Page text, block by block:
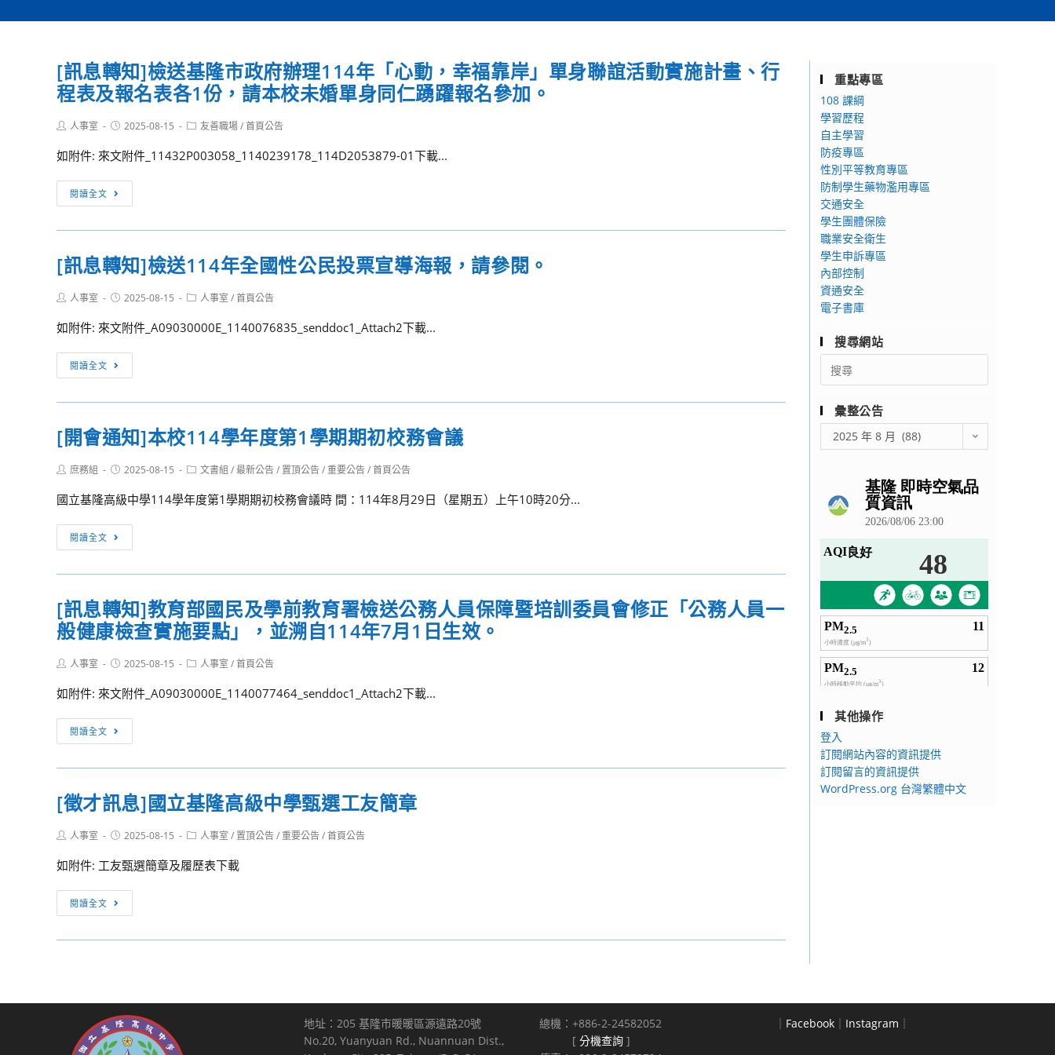
[訊息轉知]檢送基隆市政府辦理114年「心動，幸福靠岸」單身聯誼活動實施計畫、行
程表及報名表各1份，請本校未婚單身同仁踴躍報名參加。
Post人事室
Post2025-08-15
Post友善職場/首頁公告
如附件: 來文附件_11432P003058_1140239178_114D2053879-01下載...
閱讀全文
息
轉
檢
基
隆
府
114
「心
動，
幸
福
靠
身
聯
誼
活
實
施
行
程
表
及
名
份，
校
未
婚
[訊息轉知]檢送114年全國性公民投票宣導海報，請參閱。
Post人事室
Post2025-08-15
Post人事室 /首頁公告
如附件: 來文附件_A09030000E_1140076835_senddoc1_Attach2下載...
閱讀全文
息
轉
檢
114
年
性
投
票
宣
導
報，
請
[開會通知]本校114學年度第1學期期初校務會議
Post庶務組
Post2025-08-15
Post文書組 /最新公告/ 置頂公告/重要公告/首頁公告
國立基隆高級中學114學年度第1學期期初校務會議時 間：114年8月29日（星期五）上午10時20分...
閱讀全文
會
通
本
校
學
年
度
第
1
期
初
校
會
議
[訊息轉知]教育部國民及學前教育署檢送公務人員保障暨培訓委員會修正「公務人員一
般健康檢查實施要點」，並溯自114年7月1日生效。
Post人事室
Post2025-08-15
Post人事室 /首頁公告
如附件: 來文附件_A09030000E_1140077464_senddoc1_Attach2下載...
閱讀全文
息
轉
教
部
國
學
送
公
[徵才訊息]國立基隆高級中學甄選工友簡章
Post人事室
Post2025-08-15
Post人事室 / 置頂公告/重要公告/首頁公告
如附件: 工友甄選簡章及履歷表下載
閱讀全文
才
訊
基
隆
高
重點專區
108 課綱
學習歷程
自主學習
防疫專區
性別平等教育專區
防制學生藥物濫用專區
交通安全
學生團體保險
職業安全衛生
學生申訴專區
內部控制
資通安全
電子書庫
搜尋網站
Search
for:
彙整公告
整
2025 年 8 月 (88)
其他操作
登入
訂閱網站內容的資訊提供
訂閱留言的資訊提供
WordPress.org 台灣繁體中文
地址：205 基隆市暖暖區源遠路20號
No.20, Yuanyuan Rd., Nuannuan Dist.,
總機：+886-2-24582052
[ 分機查詢 ]
｜ Facebook ｜ Instagram ｜